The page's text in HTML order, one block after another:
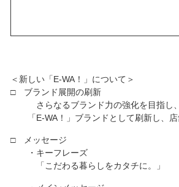
＜新しい「E-WA！」について＞
ブランド展開の刷新
さらなるブランド力の強化を目指し
「E-WA！」ブランドとして刷新し、
メッセージ
・キーフレーズ
「こだわる暮らしをカタチに。」